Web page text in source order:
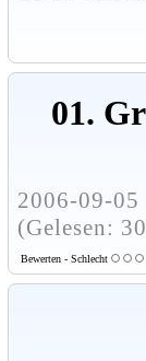
01.
2006-09-
(Gelesen:
Bewerten - Schlecht